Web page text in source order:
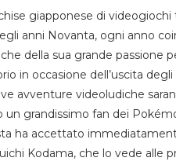
giapponese di
anni Novanta, ogni anno
della sua grande passione
in occasione dell’uscita
avventure videoludiche
grandissimo fan dei
ha accettato
Kodama, che lo vede alle